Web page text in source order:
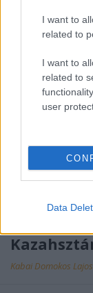
I want to
related to
I want to
related to
user
Data
Kabai Domokos Lajos